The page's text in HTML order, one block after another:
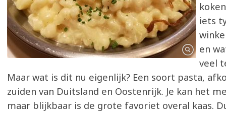
iets
en
veel
Maar wat is dit nu eigenlijk? Een soort pasta,
zuiden van Duitsland en Oostenrijk. Je kan het
maar blijkbaar is de grote favoriet overal kaas.